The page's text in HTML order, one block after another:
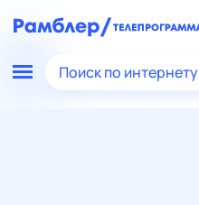
Поиск по интернету